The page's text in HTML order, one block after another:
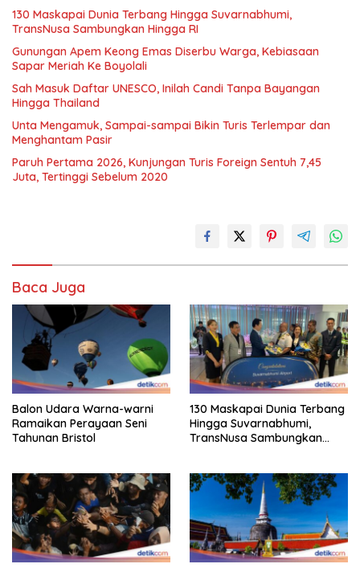
130 Maskapai Dunia Terbang Hingga Suvarnabhumi,
TransNusa Sambungkan Hingga RI
Gunungan Apem Keong Emas Diserbu Warga, Kebiasaan
Sapar Meriah Ke Boyolali
Sah Masuk Daftar UNESCO, Inilah Candi Tanpa Bayangan
Hingga Thailand
Unta Mengamuk, Sampai-sampai Bikin Turis Terlempar dan
Menghantam Pasir
Paruh Pertama 2026, Kunjungan Turis Foreign Sentuh 7,45
Juta, Tertinggi Sebelum 2020
Baca Juga
Balon Udara Warna-warni
Ramaikan Perayaan Seni
Tahunan Bristol
130 Maskapai Dunia Terbang
Hingga Suvarnabhumi,
TransNusa Sambungkan